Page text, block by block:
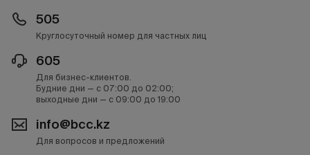
505
Круглосуточный номер для частных лиц
605
Для бизнес-клиентов.
Будние дни — с 07:00 до 02:00;
выходные дни — с 09:00 до 19:00
info@bcc.kz
Для вопросов и предложений